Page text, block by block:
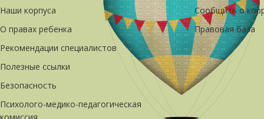
Наши корпуса
О правах ребенка
Рекомендации специалистов
Полезные ссылки
Безопасность
Психолого-медико-педагогическая
Сообщить о
Правовая база